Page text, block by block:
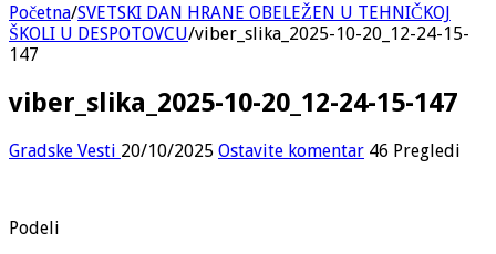
Početna/SVETSKI DAN HRANE OBELEŽEN U TEHNIČKOJ
ŠKOLI U DESPOTOVCU/viber_slika_2025-10-20_12-24-15-
147
viber_slika_2025-10-20_12-24-15-147
Gradske Vesti 20/10/2025 Ostavite komentar 46 Pregledi
Podeli